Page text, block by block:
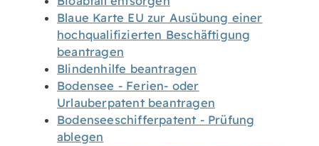
Blaue Karte EU zur Ausübung einer
hochqualifizierten Beschäftigung
beantragen
Blindenhilfe beantragen
Bodensee - Ferien- oder
Urlauberpatent beantragen
Bodenseeschifferpatent - Prüfung
ablegen